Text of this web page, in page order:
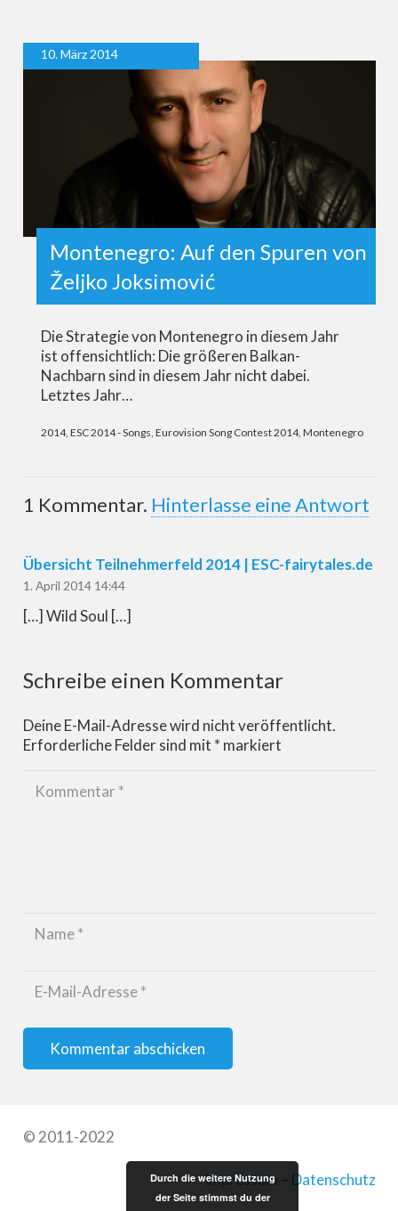
10. März 2014
Montenegro: Auf den Spuren von
Željko Joksimović
Die Strategie von Montenegro in diesem Jahr
ist offensichtlich: Die größeren Balkan-
Nachbarn sind in diesem Jahr nicht dabei.
Letztes Jahr…
2014, ESC 2014 - Songs, Eurovision Song Contest 2014, Montenegro
1 Kommentar. Hinterlasse eine Antwort
Übersicht Teilnehmerfeld 2014 | ESC-fairytales.de
1. April 2014 14:44
[…] Wild Soul […]
Schreibe einen Kommentar
Deine E-Mail-Adresse wird nicht veröffentlicht.
Erforderliche Felder sind mit * markiert
Kommentar abschicken
© 2011-2022
Impressum Datenschutz
Durch die weitere Nutzung
der Seite stimmst du der